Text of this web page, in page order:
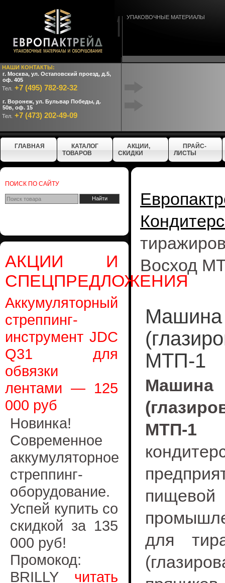
НАШИ КОНТАКТЫ:
г. Москва, ул. Остаповский проезд, д.5,
оф. 405
Тел. +7 (495) 782-92-32
г. Воронеж, ул. Бульвар Победы, д.
50в, оф. 15
Тел. +7 (473) 202-49-09
УПАКОВОЧНЫЕ МАТЕРИАЛЫ
ГЛАВНАЯ
КАТАЛОГ
ТОВАРОВ
АКЦИИ,
СКИДКИ
ПРАЙС-
ЛИСТЫ
ПОИСК ПО САЙТУ
АКЦИИ И
СПЕЦПРЕДЛОЖЕНИЯ
Аккумуляторный
стреппинг-
инструмент JDC
Q31 для
обвязки
лентами — 125
000 руб
Новинка!
Современное
аккумуляторное
стреппинг-
оборудование.
Успей купить со
скидкой за 135
000 руб!
Промокод:
BRILLY читать
Восход
Машина
МТП-1
МТП-1
пищевой
для